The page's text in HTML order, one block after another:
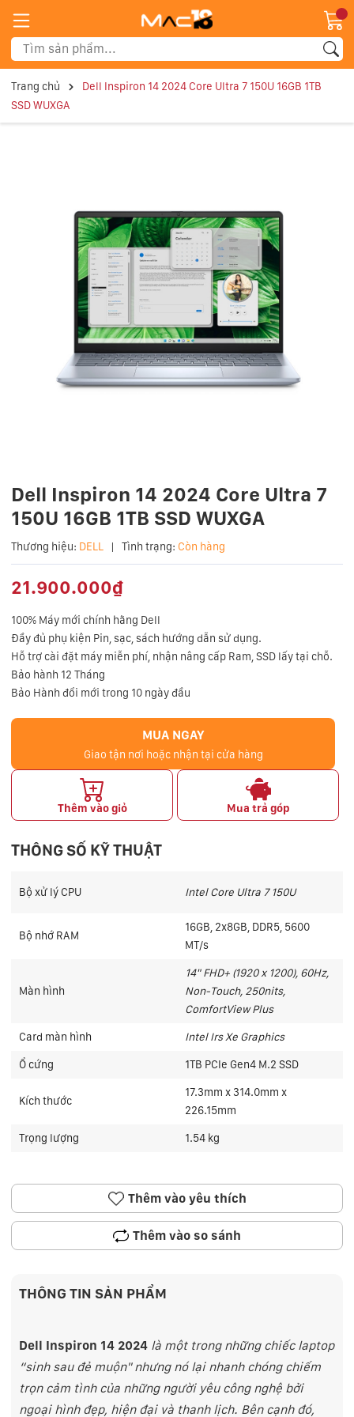
Trang chủ
Dell Inspiron 14 2024 Core Ultra 7 150U 16GB 1TB
SSD WUXGA
Dell Inspiron 14 2024 Core Ultra 7
150U 16GB 1TB SSD WUXGA
Thương hiệu: DELL | Tình trạng: Còn hàng
21.900.000₫
100% Máy mới chính hãng Dell
Đầy đủ phụ kiện Pin, sạc, sách hướng dẫn sử dụng.
Hỗ trợ cài đặt máy miễn phí, nhận nâng cấp Ram, SSD lấy tại chỗ.
Bảo hành 12 Tháng
Bảo Hành đổi mới trong 10 ngày đầu
MUA NGAY
Giao tận nơi hoặc nhận tại cửa hàng
Thêm vào giỏ Mua trả góp
THÔNG SỐ KỸ THUẬT
Bộ xử lý CPU Intel Core Ultra 7 150U
Bộ nhớ RAM
16GB, 2x8GB, DDR5, 5600
MT/s
Màn hình
14" FHD+ (1920 x 1200), 60Hz,
Non-Touch, 250nits,
ComfortView Plus
Card màn hình Intel Irs Xe Graphics
Ổ cứng 1TB PCIe Gen4 M.2 SSD
Kích thước
17.3mm x 314.0mm x
226.15mm
Trọng lượng 1.54 kg
Thêm vào yêu thích
Thêm vào so sánh
THÔNG TIN SẢN PHẨM
Dell Inspiron 14 2024 là một trong những chiếc laptop
“sinh sau đẻ muộn" nhưng nó lại nhanh chóng chiếm
trọn cảm tình của những người yêu công nghệ bởi
ngoại hình đẹp, hiện đại và thanh lịch. Bên cạnh đó,